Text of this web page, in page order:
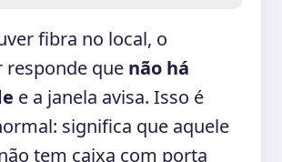
fibra no local, o
que não há
e a janela avisa. Isso é
significa que aquele
tem caixa com porta